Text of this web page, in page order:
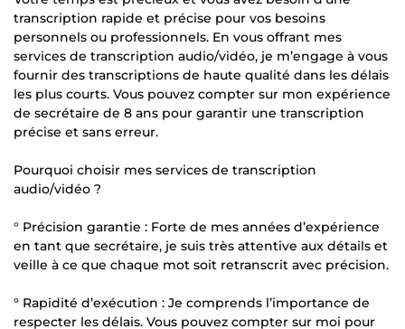
transcription rapide et précise pour vos besoins
personnels ou professionnels. En vous offrant mes
services de transcription audio/vidéo, je m’engage à vous
fournir des transcriptions de haute qualité dans les délais
les plus courts. Vous pouvez compter sur mon expérience
de secrétaire de 8 ans pour garantir une transcription
précise et sans erreur.
Pourquoi choisir mes services de transcription
audio/vidéo ?
° Précision garantie : Forte de mes années d’expérience
en tant que secrétaire, je suis très attentive aux détails et
veille à ce que chaque mot soit retranscrit avec précision.
° Rapidité d’exécution : Je comprends l’importance de
respecter les délais. Vous pouvez compter sur moi pour